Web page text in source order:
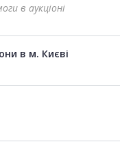
в аукціоні
в м. Києві